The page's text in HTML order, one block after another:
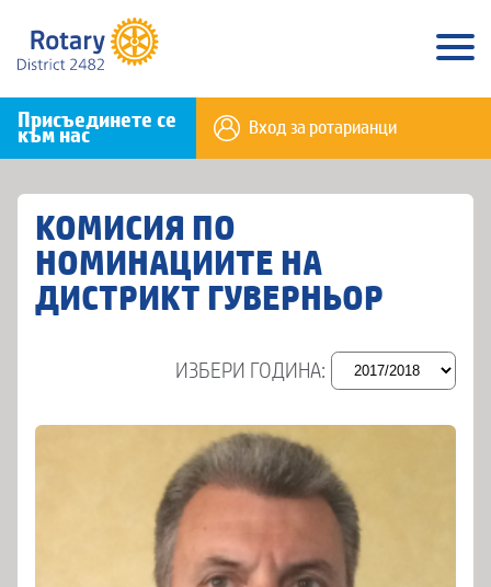
Присъединете се
към нас Вход за ротарианци
КОМИСИЯ ПО
НОМИНАЦИИТЕ НА
ДИСТРИКТ ГУВЕРНЬОР
ИЗБЕРИ ГОДИНА: